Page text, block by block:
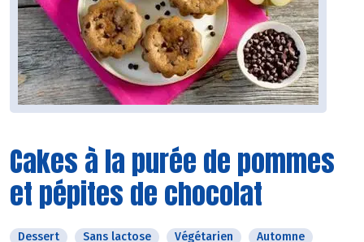
Cakes à la purée de pommes
et pépites de chocolat
Dessert Sans lactose Végétarien
Automne